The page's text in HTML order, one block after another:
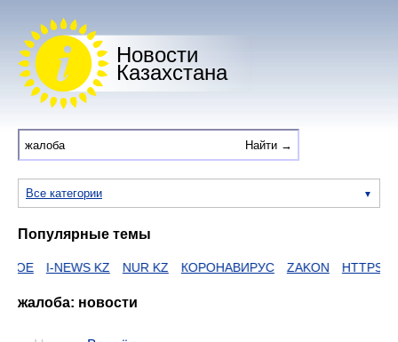
Новости
Казахстана
Все категории
Популярные темы
NEWS KZ NUR KZ КОРОНАВИРУС ZAKON HTTPS ЕГОВ
жалоба: новости